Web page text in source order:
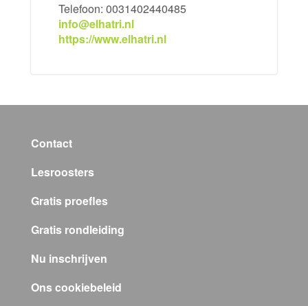
Telefoon: 0031402440485
info@elhatri.nl
https://www.elhatri.nl
Contact
Lesroosters
Gratis proefles
Gratis rondleiding
Nu inschrijven
Ons cookiebeleid